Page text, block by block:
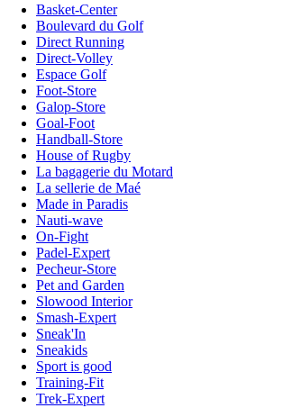
Basket-Center
Boulevard du Golf
Direct Running
Direct-Volley
Espace Golf
Foot-Store
Galop-Store
Goal-Foot
Handball-Store
House of Rugby
La bagagerie du Motard
La sellerie de Maé
Made in Paradis
Nauti-wave
On-Fight
Padel-Expert
Pecheur-Store
Pet and Garden
Slowood Interior
Smash-Expert
Sneak'In
Sneakids
Sport is good
Training-Fit
Trek-Expert